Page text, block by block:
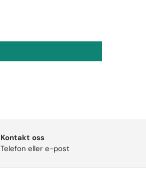
Kontakt oss
Telefon eller e-post